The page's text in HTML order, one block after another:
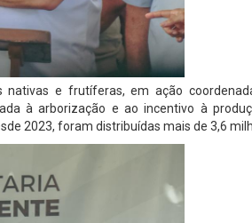
e frutíferas, em ação
à arborização e ao incentivo à
2023, foram distribuídas mais de 3,6